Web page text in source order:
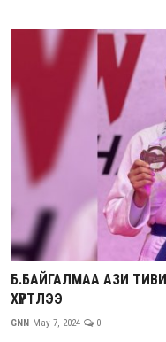
Б.БАЙГАЛМАА АЗИ
ХҮРТЛЭЭ
GNN May 7, 2024 0